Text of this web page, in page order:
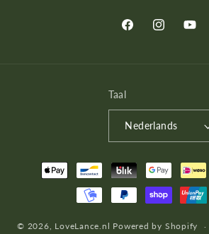
FacebookInstagram
Taal
Nederlands
Betaalmethoden
© 2026, LoveLance.nl Powered by Shopify